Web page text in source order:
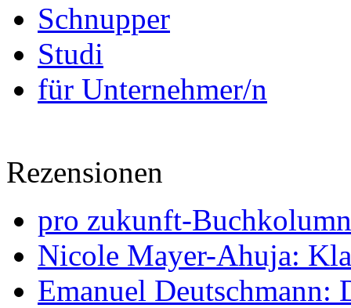
Schnupper
Studi
für Unternehmer/n
Rezensionen
pro zukunft-
Nicole Mayer-Ahuja:
Emanuel Deutschmann: